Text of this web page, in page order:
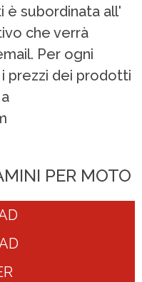
è subordinata all'
che verrà
Per ogni
prezzi dei prodotti
PER MOTO